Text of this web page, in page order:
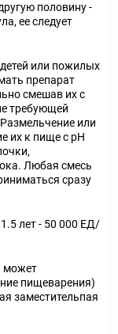
половину -
ее следует
или пожилых
препарат
смешав их с
требующей
или
их к пище с рН
Любая смесь
сразу
лет - 50 000 ЕД/
может
пищеварения)
заместительпая